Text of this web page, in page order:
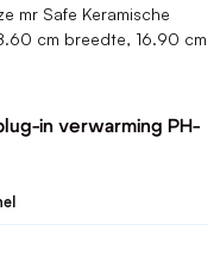
mr Safe Keramische
cm breedte, 16.90 cm
in verwarming PH-